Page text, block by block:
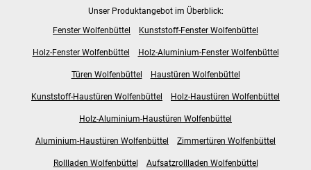
Unser Produktangebot im Überblick:
Fenster Wolfenbüttel
Kunststoff-Fenster Wolfenbüttel
Holz-Fenster Wolfenbüttel Holz-Aluminium-Fenster Wolfenbüttel
Türen Wolfenbüttel Haustüren Wolfenbüttel
Kunststoff-Haustüren Wolfenbüttel Holz-Haustüren Wolfenbüttel
Holz-Aluminium-Haustüren Wolfenbüttel
Aluminium-Haustüren Wolfenbüttel Zimmertüren Wolfenbüttel
Rollladen Wolfenbüttel Aufsatzrollladen Wolfenbüttel